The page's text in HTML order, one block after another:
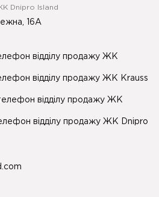
Dnipro Island
16А
відділу продажу ЖК
відділу продажу ЖК Krauss
відділу продажу ЖК
відділу продажу ЖК Dnipro